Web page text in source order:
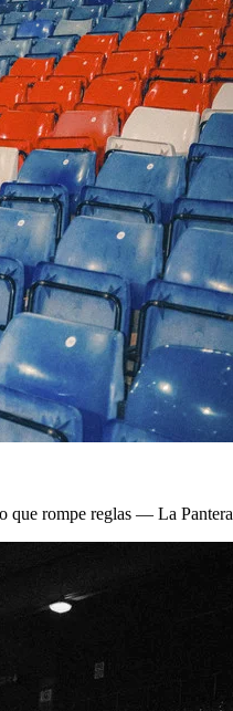
que rompe reglas — La Pantera